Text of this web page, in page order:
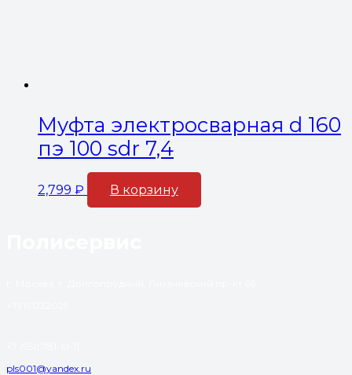
Муфта электросварная d 160
пэ 100 sdr 7,4
2,799 ₽ В корзину
pls001@yandex.ru